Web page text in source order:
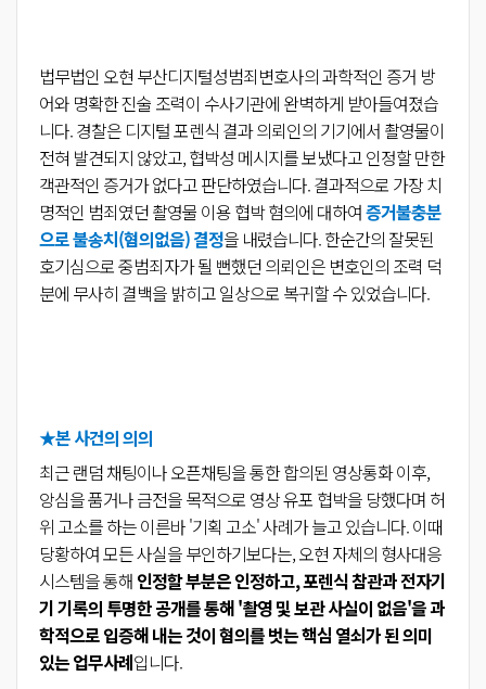
법무법인 오현 부산디지털성범죄변호사의 과학적인 증거 방
어와 명확한 진술 조력이 수사기관에 완벽하게 받아들여졌습
니다. 경찰은 디지털 포렌식 결과 의뢰인의 기기에서 촬영물이
전혀 발견되지 않았고, 협박성 메시지를 보냈다고 인정할 만한
객관적인 증거가 없다고 판단하였습니다. 결과적으로 가장 치
명적인 범죄였던 촬영물 이용 협박 혐의에 대하여증거불충분
으로 불송치(혐의없음) 결정을 내렸습니다. 한순간의 잘못된
호기심으로 중범죄자가 될 뻔했던 의뢰인은 변호인의 조력 덕
분에 무사히 결백을 밝히고 일상으로 복귀할 수 있었습니다.
★본 사건의 의의
최근 랜덤 채팅이나 오픈채팅을 통한 합의된 영상통화 이후,
앙심을 품거나 금전을 목적으로 영상 유포 협박을 당했다며 허
위 고소를 하는 이른바 '기획 고소' 사례가 늘고 있습니다. 이때
당황하여 모든 사실을 부인하기보다는, 오현 자체의 형사대응
시스템을 통해 인정할 부분은 인정하고, 포렌식 참관과 전자기
기 기록의 투명한 공개를 통해 '촬영 및 보관 사실이 없음'을 과
학적으로 입증해 내는 것이 혐의를 벗는 핵심 열쇠가 된 의미
있는 업무사례입니다.